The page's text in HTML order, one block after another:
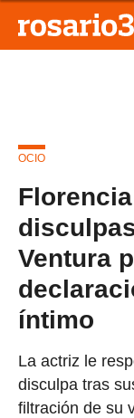
OCIO
Ventura
íntimo
La actriz le
disculpa tras
filtración de su